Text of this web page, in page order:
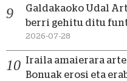
Galdakaoko Udal
berri gehitu ditu
2026-07-28
Iraila amaierara
Bonuak erosi eta